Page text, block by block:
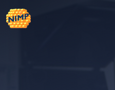
conținut